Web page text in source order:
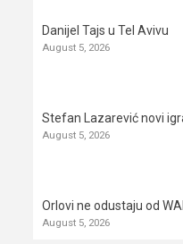
Danijel Tajs u Tel Avivu
August 5, 2026
Stefan Lazarević novi
August 5, 2026
Orlovi ne odustaju od
August 5, 2026